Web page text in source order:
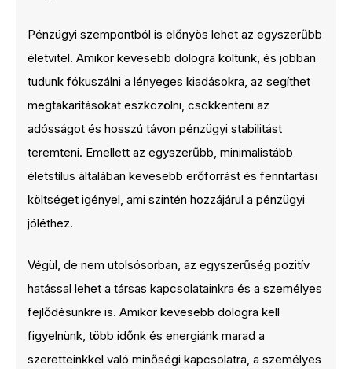
Pénzügyi szempontból is előnyös lehet az egyszerűbb
életvitel. Amikor kevesebb dologra költünk, és jobban
tudunk fókuszálni a lényeges kiadásokra, az segíthet
megtakarításokat eszközölni, csökkenteni az
adósságot és hosszú távon pénzügyi stabilitást
teremteni. Emellett az egyszerűbb, minimalistább
életstílus általában kevesebb erőforrást és fenntartási
költséget igényel, ami szintén hozzájárul a pénzügyi
jóléthez.
Végül, de nem utolsósorban, az egyszerűség pozitív
hatással lehet a társas kapcsolatainkra és a személyes
fejlődésünkre is. Amikor kevesebb dologra kell
figyelnünk, több időnk és energiánk marad a
szeretteinkkel való minőségi kapcsolatra, a személyes